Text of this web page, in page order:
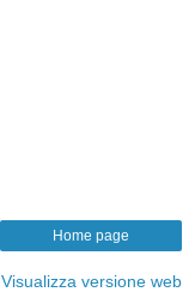
Home page
Visualizza versione web